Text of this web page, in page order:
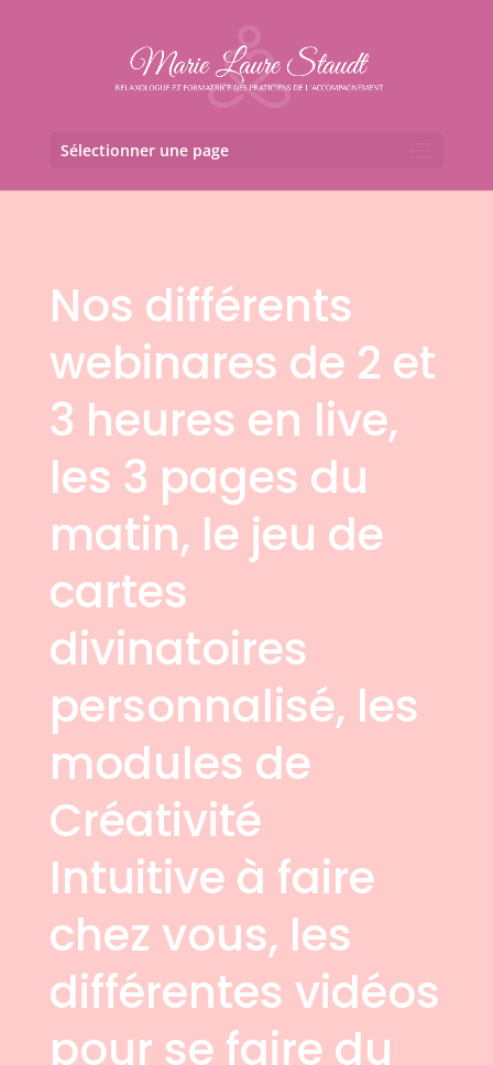
Sélectionner une page
Nos différents
webinares de 2 et
3 heures en live,
les 3 pages du
matin, le jeu de
cartes
divinatoires
personnalisé, les
modules de
Créativité
Intuitive à faire
chez vous, les
différentes vidéos
pour se faire du